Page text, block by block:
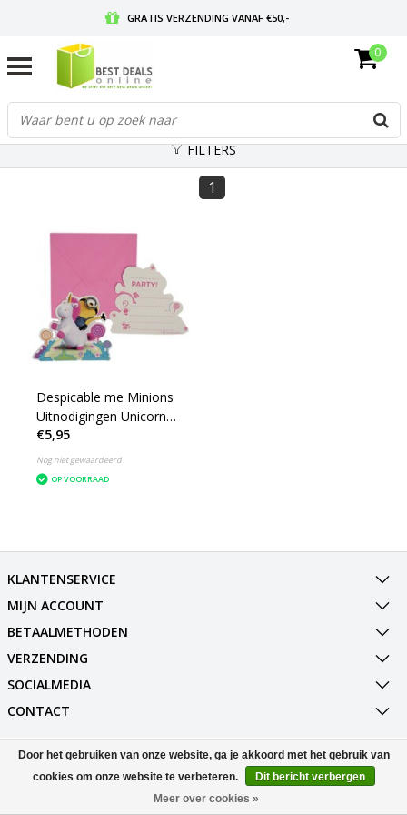
GRATIS VERZENDING VANAF €50,-
GRATIS RETOURNEREN EN 30 DAGEN BEDENKTIJD
0
FILTERS
1
Despicable me Minions
Uitnodigingen Unicorn
6st
€5,95
Nog niet gewaardeerd
OP VOORRAAD
KLANTENSERVICE
MIJN ACCOUNT
BETAALMETHODEN
VERZENDING
SOCIALMEDIA
CONTACT
© Copyright 2026 Best Deals Online BV Powered byLightspeed
All rights reserved byInStijl Media
Door het gebruiken van onze website, ga je akkoord met het gebruik van
cookies om onze website te verbeteren.
Dit bericht verbergen
Meer over cookies »